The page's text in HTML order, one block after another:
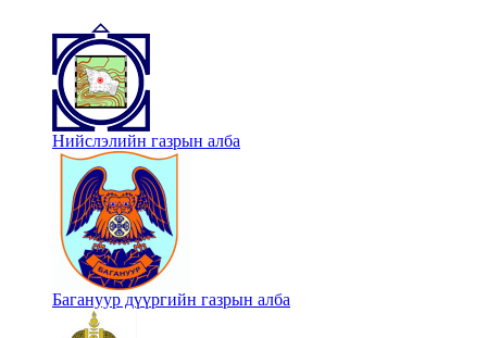
Нийслэлийн газрын алба
Багануур дүүргийн газрын алба